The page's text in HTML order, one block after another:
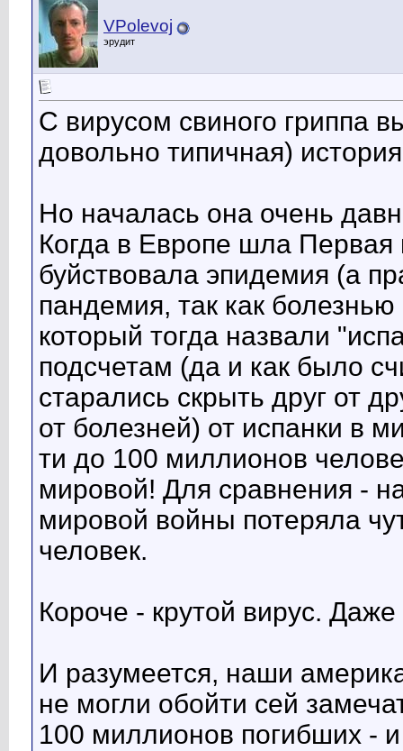
VPolevoj
эрудит
С вирусом свиного гриппа
довольно типичная)
Но началась она очень
Когда в Европе шла
буйствовала эпидемия (а
пандемия, так как
который тогда назвали
подсчетам (да и как было
старались скрыть друг от
от болезней) от испанки в
ти до 100 миллионов
мировой! Для сравнения -
мировой войны потеряла
человек.
Короче - крутой вирус. Даже
И разумеется, наши
не могли обойти сей
100 миллионов погибших -